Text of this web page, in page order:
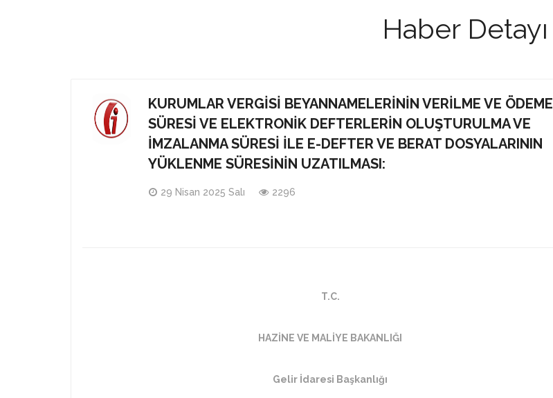
Haber Detayı
KURUMLAR VERGISI BEYANNAMELERININ VERILME VE ÖDEME
SÜRESI VE ELEKTRONIK DEFTERLERIN OLUŞTURULMA VE
İMZALANMA SÜRESI ILE E-DEFTER VE BERAT DOSYALARININ
YÜKLENME SÜRESININ UZATILMASI:
29 Nisan 2025 Salı 2296
T.C.
HAZİNE VE MALİYE BAKANLIĞI
Gelir İdaresi Başkanlığı